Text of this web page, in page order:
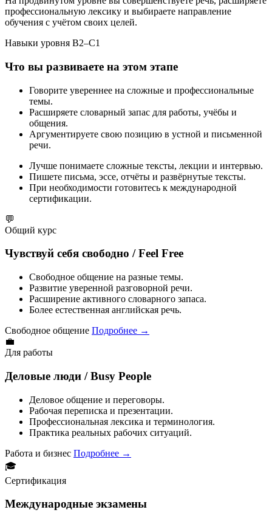
профессиональную лексику и выбираете направление
обучения с учётом своих целей.
Навыки уровня B2–C1
Что вы развиваете на этом этапе
Говорите увереннее на сложные и профессиональные
темы.
Расширяете словарный запас для работы, учёбы и
общения.
Аргументируете свою позицию в устной и письменной
речи.
Лучше понимаете сложные тексты, лекции и интервью.
Пишете письма, эссе, отчёты и развёрнутые тексты.
При необходимости готовитесь к международной
сертификации.
💬
Общий курс
Чувствуй себя свободно / Feel Free
Свободное общение на разные темы.
Развитие уверенной разговорной речи.
Расширение активного словарного запаса.
Более естественная английская речь.
Свободное общение Подробнее →
💼
Для работы
Деловые люди / Busy People
Деловое общение и переговоры.
Рабочая переписка и презентации.
Профессиональная лексика и терминология.
Практика реальных рабочих ситуаций.
Работа и бизнес Подробнее →
🎓
Сертификация
Международные экзамены